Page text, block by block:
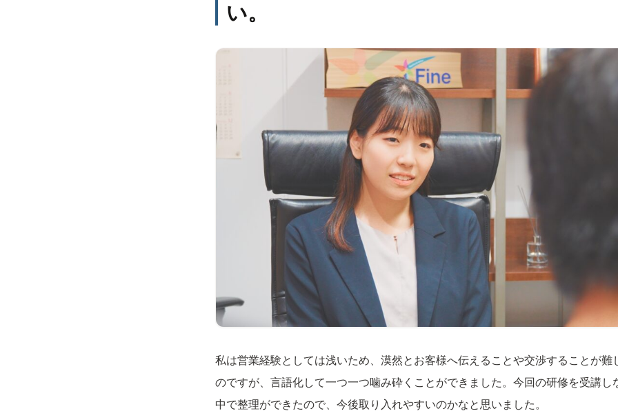
い。
私は営業経験としては浅いため、漠然とお客様へ伝えることや交渉することが難
のですが、言語化して一つ一つ噛み砕くことができました。今回の研修を受講し
中で整理ができたので、今後取り入れやすいのかなと思いました。